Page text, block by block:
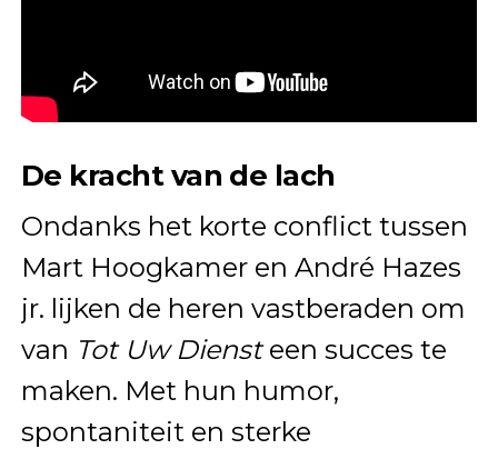
De kracht van de lach
Ondanks het korte conflict tussen
Mart Hoogkamer en André Hazes
jr. lijken de heren vastberaden om
van Tot Uw Diensteen succes te
maken. Met hun humor,
spontaniteit en sterke